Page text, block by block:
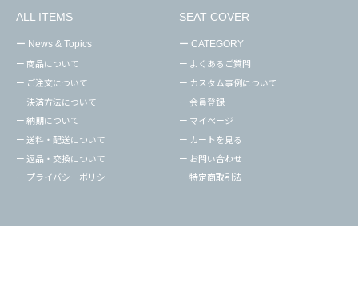
ALL ITEMS
ー News & Topics
ー 商品について
ー ご注文について
ー 決済方法について
ー 納期について
ー 送料・配送について
ー 返品・交換について
ー プライバシーポリシー
SEAT COVER
ー CATEGORY
ー よくあるご質問
ー カスタム事例について
ー 会員登録
ー マイページ
ー カートを見る
ー お問い合わせ
ー 特定商取引法